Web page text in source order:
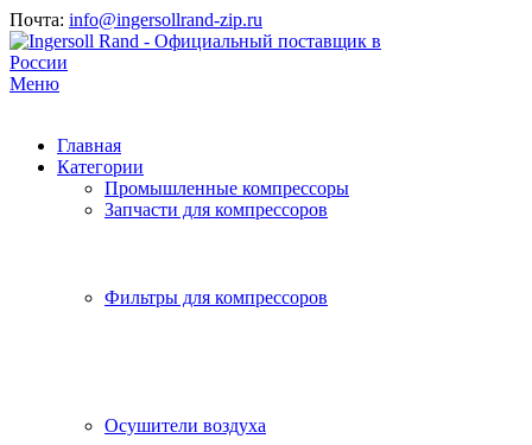
Почта: info@ingersollrand-zip.ru
Меню
Главная
Категории
Промышленные компрессоры
Запчасти для компрессоров
Фильтры для компрессоров
Осушители воздуха